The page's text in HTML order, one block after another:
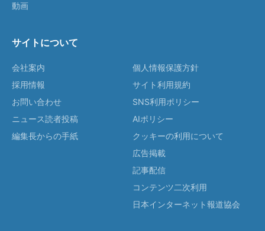
動画
サイトについて
会社案内
採用情報
お問い合わせ
ニュース読者投稿
編集長からの手紙
個人情報保護方針
サイト利用規約
SNS利用ポリシー
AIポリシー
クッキーの利用について
広告掲載
記事配信
コンテンツ二次利用
日本インターネット報道協会